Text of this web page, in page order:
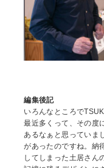
編集後記
いろんなところで
最近多くって、その度
あるなぁと思っていま
があったのですね。納
してしまった土居さん